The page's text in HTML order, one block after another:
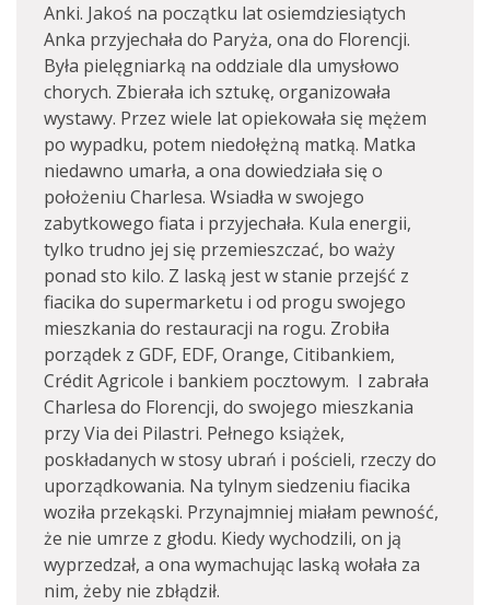
Anki. Jakoś na początku lat osiemdziesiątych
Anka przyjechała do Paryża, ona do Florencji.
Była pielęgniarką na oddziale dla umysłowo
chorych. Zbierała ich sztukę, organizowała
wystawy. Przez wiele lat opiekowała się mężem
po wypadku, potem niedołężną matką. Matka
niedawno umarła, a ona dowiedziała się o
położeniu Charlesa. Wsiadła w swojego
zabytkowego fiata i przyjechała. Kula energii,
tylko trudno jej się przemieszczać, bo waży
ponad sto kilo. Z laską jest w stanie przejść z
fiacika do supermarketu i od progu swojego
mieszkania do restauracji na rogu. Zrobiła
porządek z GDF, EDF, Orange, Citibankiem,
Crédit Agricole i bankiem pocztowym. I zabrała
Charlesa do Florencji, do swojego mieszkania
przy Via dei Pilastri. Pełnego książek,
poskładanych w stosy ubrań i pościeli, rzeczy do
uporządkowania. Na tylnym siedzeniu fiacika
woziła przekąski. Przynajmniej miałam pewność,
że nie umrze z głodu. Kiedy wychodzili, on ją
wyprzedzał, a ona wymachując laską wołała za
nim, żeby nie zbłądził.